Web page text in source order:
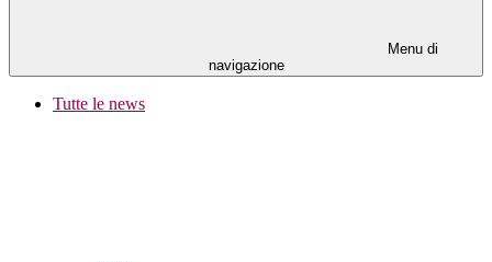
Menu di
navigazione
Tutte le news